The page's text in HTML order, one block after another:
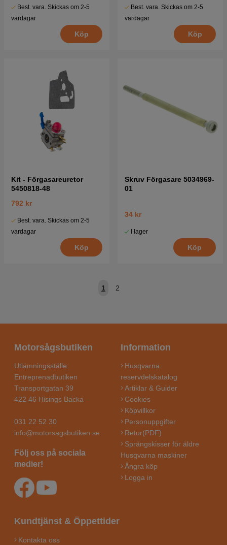
Best. vara. Skickas om 2-5
vardagar
Köp
Best. vara. Skickas om 2-5
vardagar
Köp
Kit - Förgasareuretor
5450818-48
792 kr
Best. vara. Skickas om 2-5
vardagar
Köp
Skruv Förgasare 5034969-
01
34 kr
I lager
Köp
1 2
Motorsågsbutiken
Utlämningsställe:
Entreprenadbutiken
Transportgatan 39
422 46 Hisings Backa
031 22 52 30
info@motorsagsbutiken.se
Följ oss på sociala
medier!
Information
Husqvarna
reservdelskatalog
Artiklar & Guider
Cookies
Köpvillkor
Personuppgifter
Retur(PDF)
Sprängskisser för äldre
Husqvarna maskiner
Ångra köp
Logga in
Kundtjänst & Öppettider
Kontakta oss